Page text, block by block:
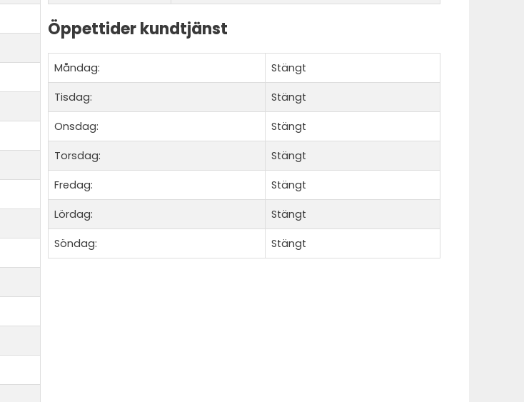
Öppettider kundtjänst
Måndag: Stängt
Tisdag: Stängt
Onsdag: Stängt
Torsdag: Stängt
Fredag: Stängt
Lördag: Stängt
Söndag: Stängt